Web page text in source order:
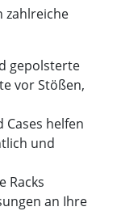
zahlreiche
gepolsterte
vor Stößen,
Cases helfen
und
Racks
an Ihre